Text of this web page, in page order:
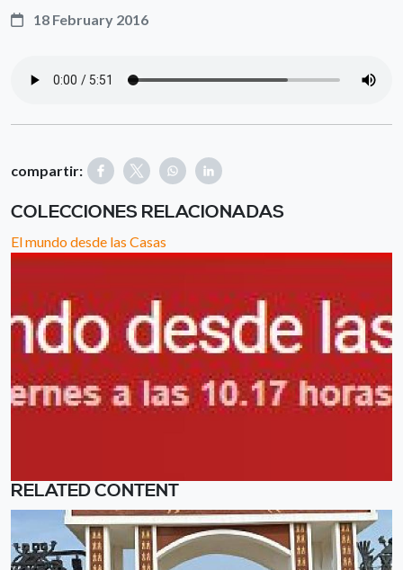
18 February 2016
compartir:
COLECCIONES RELACIONADAS
El mundo desde las Casas
RELATED CONTENT